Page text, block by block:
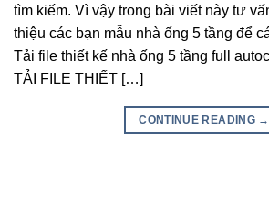
tìm kiếm. Vì vậy trong bài viết này tư
thiệu các bạn mẫu nhà ống 5 tầng để
Tải file thiết kế nhà ống 5 tầng full
TẢI FILE THIẾT […]
CONTINUE READING →